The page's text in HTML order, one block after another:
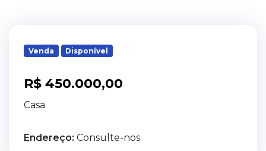
Venda Disponível
R$ 450.000,00
Casa
Endereço: Consulte-nos